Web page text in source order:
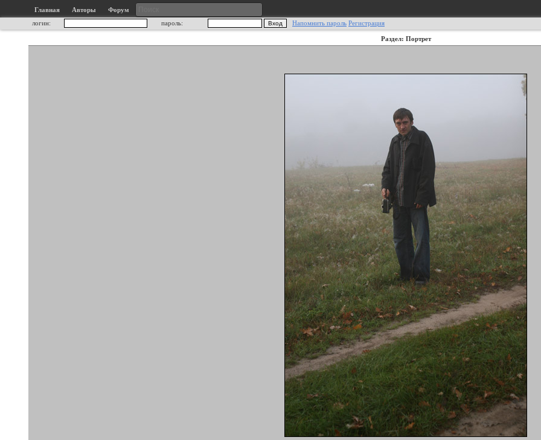
Главная Авторы
Форум
логин:
пароль: Напомнить пароль Регистрация
Раздел: Портрет